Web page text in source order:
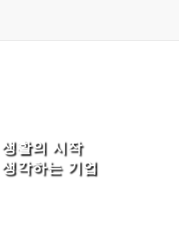
활의 시작
각하는 기업